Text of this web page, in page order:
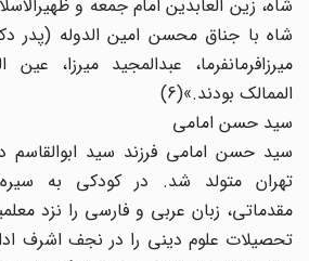
شاه، زین العابدین امام جمعه و
شاه با جناق محسن امین الدوله (پدر
میرزافرمانفرما، عبدالمجید میرزا، عین
الممالک بودند.»(6)
سید حسن امامی
تهران متولد شد. در کودکی به سیره
مقدماتی، زبان عربی و فارسی را نزد